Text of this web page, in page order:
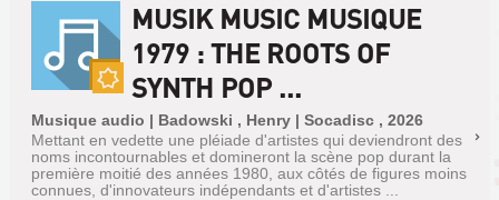
MUSIK MUSIC MUSIQUE
1979 : THE ROOTS OF
SYNTH POP ...
Musique audio | Badowski , Henry | Socadisc , 2026
Mettant en vedette une pléiade d'artistes qui deviendront des
noms incontournables et domineront la scène pop durant la
première moitié des années 1980, aux côtés de figures moins
connues, d'innovateurs indépendants et d'artistes ...